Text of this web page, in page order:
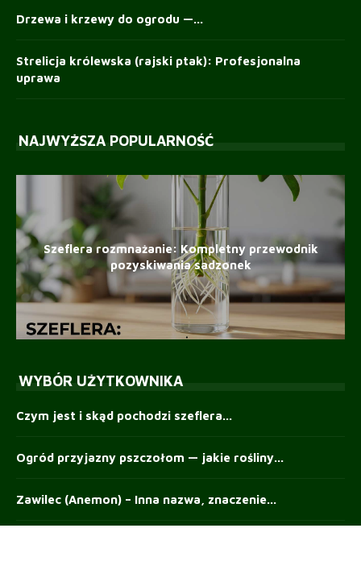
Drzewa i krzewy do ogrodu —...
Strelicja królewska (rajski ptak): Profesjonalna
uprawa
NAJWYŻSZA POPULARNOŚĆ
Szeflera rozmnażanie: Kompletny przewodnik
pozyskiwania sadzonek
WYBÓR UŻYTKOWNIKA
Czym jest i skąd pochodzi szeflera...
Ogród przyjazny pszczołom — jakie rośliny...
Zawilec (Anemon) – Inna nazwa, znaczenie...